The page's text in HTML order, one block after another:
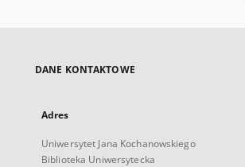
DANE KONTAKTOWE
Adres
Uniwersytet Jana Kochanowskiego
Biblioteka Uniwersytecka